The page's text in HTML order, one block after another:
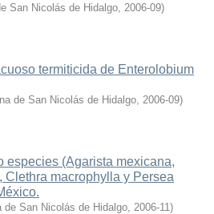
San Nicolás de Hidalgo, 2006-09)
termiticida de Enterolobium
de San Nicolás de Hidalgo, 2006-09)
especies (Agarista mexicana,
macrophylla y Persea
de San Nicolás de Hidalgo, 2006-11)